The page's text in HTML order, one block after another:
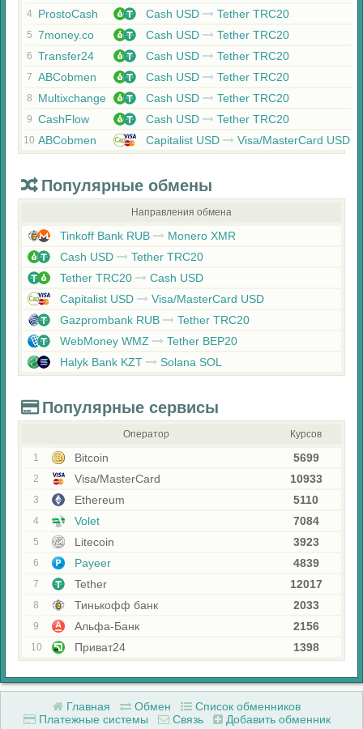
4 ProstoCash Cash USD Tether TRC20
5 7money.co Cash USD Tether TRC20
6 Transfer24 Cash USD Tether TRC20
7 ABCobmen Cash USD Tether TRC20
8 Multixchange Cash USD Tether TRC20
9 CashFlow Cash USD Tether TRC20
10 ABCobmen Capitalist USD Visa/MasterCard USD
Популярные обмены
Направления обмена
Tinkoff Bank RUB
Monero XMR
Cash USD
Tether TRC20
Tether TRC20
Cash USD
Capitalist USD
Visa/MasterCard USD
Gazprombank RUB
Tether TRC20
WebMoney WMZ
Tether BEP20
Halyk Bank KZT
Solana SOL
Популярные сервисы
Оператор Курсов
1 Bitcoin 5699
2 Visa/MasterCard 10933
3 Ethereum 5110
4 Volet 7084
5 Litecoin 3923
6 Payeer 4839
7 Tether 12017
8 Тинькофф банк 2033
9 Альфа-Банк 2156
10 Приват24 1398
Главная Обмен
Список обменников
Платежные системы
Связь Добавить обменник